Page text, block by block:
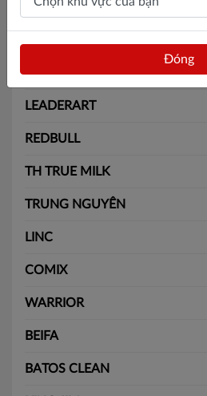
BÃI BẰNG
BATOS
LEADERART
REDBULL
TH TRUE MILK
TRUNG NGUYÊN
LINC
COMIX
WARRIOR
BEIFA
BATOS CLEAN
Đóng